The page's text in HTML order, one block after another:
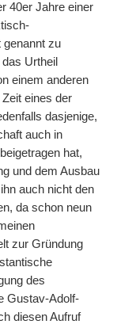
40er Jahre einer
genannt zu
Urtheil
einem anderen
eines der
dasjenige,
auch in
hat,
und dem Ausbau
auch nicht den
da schon neun
zur Gründung
des
Gustav-Adolf-
diesen Aufruf